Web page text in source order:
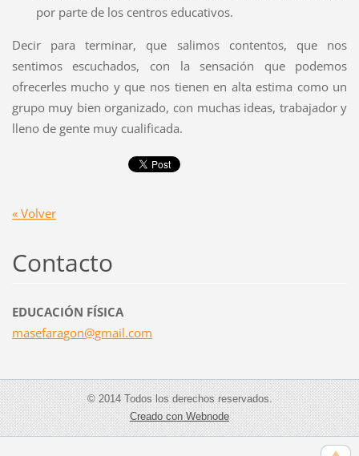
por parte de los centros educativos.
Decir para terminar, que salimos contentos, que nos
sentimos escuchados, con la sensación que podemos
ofrecerles mucho y que nos tienen en alta estima como un
grupo muy bien organizado, con muchas ideas, trabajador y
lleno de gente muy cualificada.
« Volver
Contacto
EDUCACIÓN FÍSICA
masefaragon@gmail.com
© 2014 Todos los derechos reservados.
Creado con Webnode